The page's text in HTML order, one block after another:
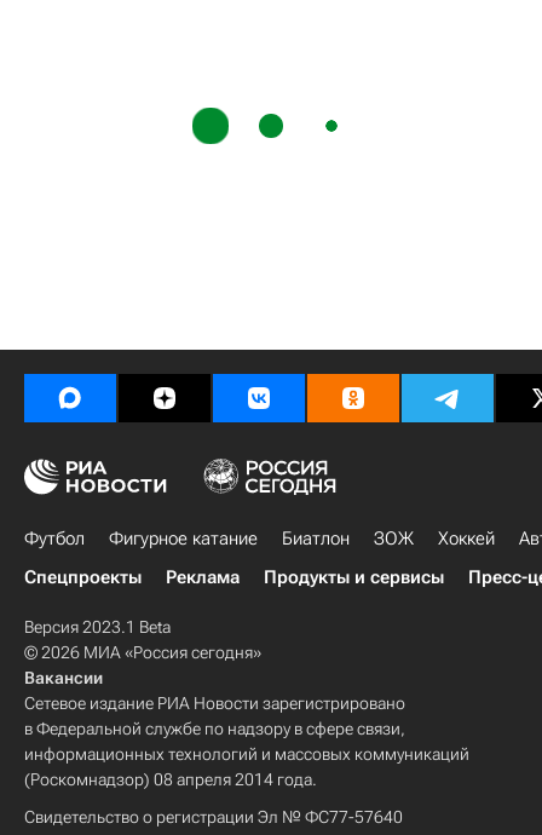
Футбол Фигурное катание Биатлон ЗОЖ Хоккей
Спецпроекты
Реклама Продукты и сервисы Пресс-
Версия 2023.1 Beta
© 2026 МИА «Россия сегодня»
Вакансии
Сетевое издание РИА Новости зарегистрировано
в Федеральной службе по надзору в сфере связи,
информационных технологий и массовых коммуникаций
(Роскомнадзор) 08 апреля 2014 года.
Свидетельство о регистрации Эл № ФС77-57640